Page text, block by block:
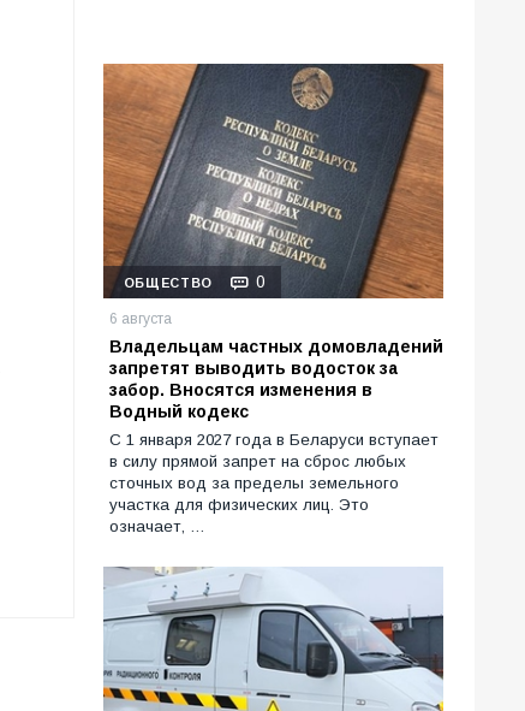
ОБЩЕСТВО 0
6 августа
Владельцам частных домовладений
запретят выводить водосток за
забор. Вносятся изменения в
Водный кодекс
С 1 января 2027 года в Беларуси вступает
в силу прямой запрет на сброс любых
сточных вод за пределы земельного
участка для физических лиц. Это
означает, …